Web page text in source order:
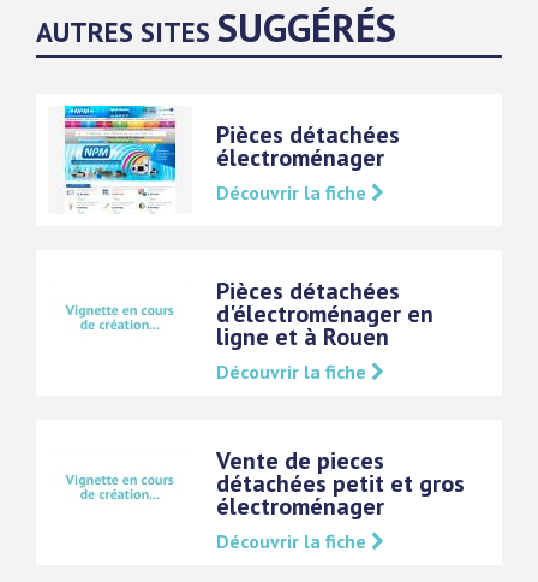
AUTRES SITES SUGGÉRÉS
Pièces détachées
électroménager
Découvrir la fiche
Pièces détachées
d'électroménager en
ligne et à Rouen
Découvrir la fiche
Vente de pieces
détachées petit et gros
électroménager
Découvrir la fiche